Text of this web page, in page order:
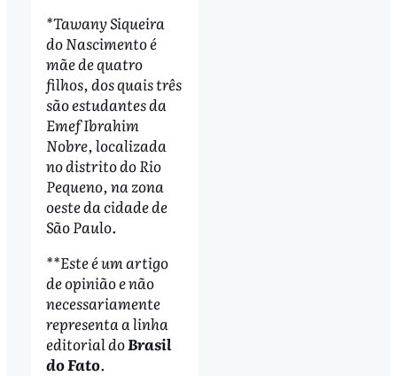
*Tawany Siqueira
do Nascimento é
mãe de quatro
filhos, dos quais três
são estudantes da
Emef Ibrahim
Nobre, localizada
no distrito do Rio
Pequeno, na zona
oeste da cidade de
São Paulo.
**Este é um artigo
de opinião e não
necessariamente
representa a linha
editorial doBrasil
do Fato.